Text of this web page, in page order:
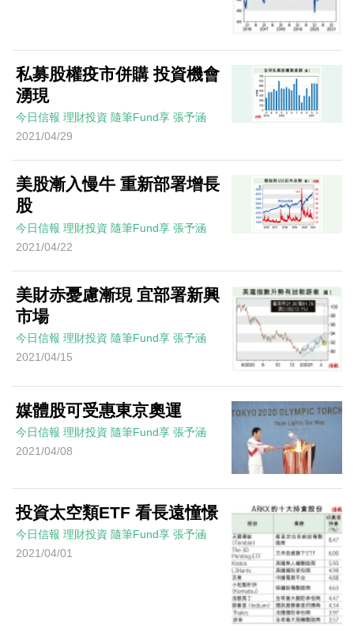
私募股權疫市併購 投資機會
湧現
今日信報 理財投資 隨筆Fund享 張予涵
2021/04/29
美股漸入慢牛 重新部署增長
股
今日信報 理財投資 隨筆Fund享 張予涵
2021/04/22
美財赤憂慮漸現 宜部署新興
市場
今日信報 理財投資 隨筆Fund享 張予涵
2021/04/15
媒體股可受惠東京奧運
今日信報 理財投資 隨筆Fund享 張予涵
2021/04/08
投資太空類ETF 看長遠憧憬
今日信報 理財投資 隨筆Fund享 張予涵
2021/04/01